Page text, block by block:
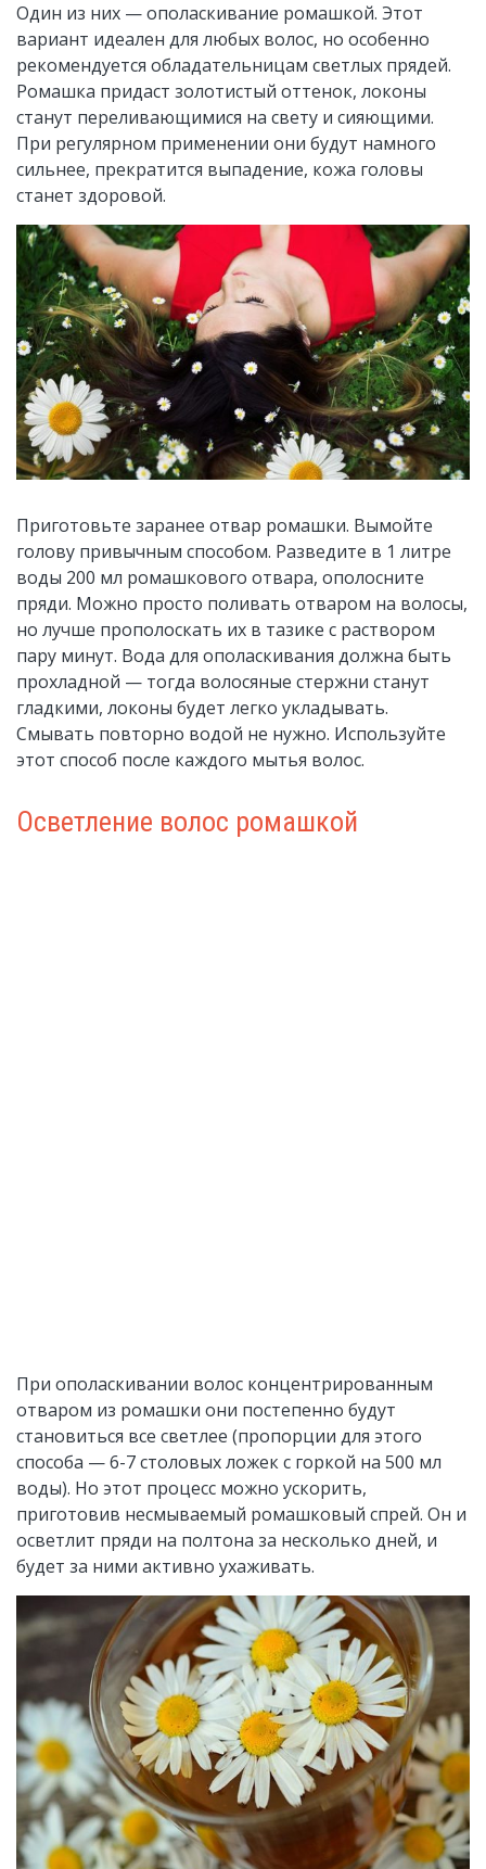
Один из них — ополаскивание ромашкой. Этот
вариант идеален для любых волос, но особенно
рекомендуется обладательницам светлых прядей.
Ромашка придаст золотистый оттенок, локоны
станут переливающимися на свету и сияющими.
При регулярном применении они будут намного
сильнее, прекратится выпадение, кожа головы
станет здоровой.
Приготовьте заранее отвар ромашки. Вымойте
голову привычным способом. Разведите в 1 литре
воды 200 мл ромашкового отвара, ополосните
пряди. Можно просто поливать отваром на волосы,
но лучше прополоскать их в тазике с раствором
пару минут. Вода для ополаскивания должна быть
прохладной — тогда волосяные стержни станут
гладкими, локоны будет легко укладывать.
Смывать повторно водой не нужно. Используйте
этот способ после каждого мытья волос.
Осветление волос ромашкой
При ополаскивании волос концентрированным
отваром из ромашки они постепенно будут
становиться все светлее (пропорции для этого
способа — 6-7 столовых ложек с горкой на 500 мл
воды). Но этот процесс можно ускорить,
приготовив несмываемый ромашковый спрей. Он и
осветлит пряди на полтона за несколько дней, и
будет за ними активно ухаживать.